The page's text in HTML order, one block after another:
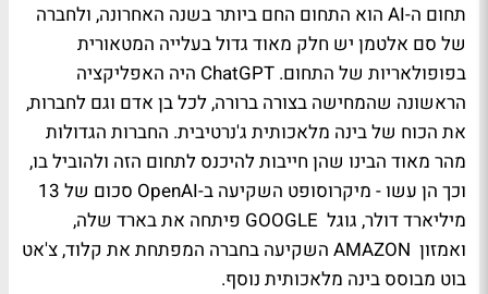
תחום ה-AI הוא התחום החם ביותר בשנה האחרונה, ולחברה
של סם אלטמן יש חלק מאוד גדול בעלייה המטאורית
בפופולאריות של התחום. ChatGPT היה האפליקציה
הראשונה שהמחישה בצורה ברורה, לכל בן אדם וגם לחברות,
את הכוח של בינה מלאכותית ג'נרטיבית. החברות הגדולות
מהר מאוד הבינו שהן חייבות להיכנס לתחום הזה ולהוביל בו,
וכך הן עשו - מיקרוסופט השקיעה ב-OpenAI סכום של 13
מיליארד דולר, גוגל GOOGLE פיתחה את בארד שלה,
ואמזון AMAZON השקיעה בחברה המפתחת את קלוד, צ'אט
בוט מבוסס בינה מלאכותית נוסף.